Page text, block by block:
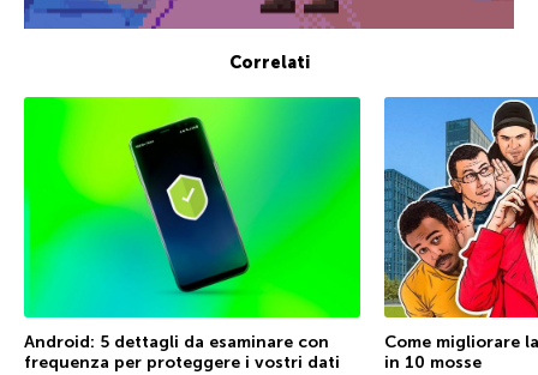
Correlati
Android: 5 dettagli da esaminare con
frequenza per proteggere i vostri dati
Come migliorare
in 10 mosse